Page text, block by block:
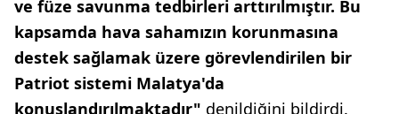
ve füze savunma tedbirleri arttırılmıştır. Bu
kapsamda hava sahamızın korunmasına
destek sağlamak üzere görevlendirilen bir
Patriot sistemi Malatya'da
konuşlandırılmaktadır" denildiğini bildirdi.